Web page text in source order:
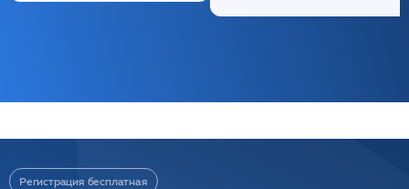
Регистрация бесплатная